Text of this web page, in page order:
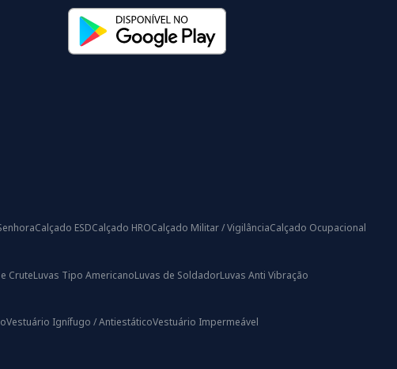
Calçado ESDCalçado HROCalçado Militar / VigilânciaCalçado Ocupacional
CruteLuvas Tipo AmericanoLuvas de SoldadorLuvas Anti Vibração
Vestuário Ignífugo / AntiestáticoVestuário Impermeável